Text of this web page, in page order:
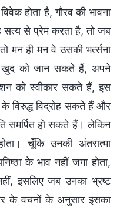
होता है, गौरव की भावना
सत्य से प्रेम करता है, तो जब
मन ही मन वे उसकी भर्त्सना
को जान सकते हैं, अपने
को स्वीकार सकते हैं, इस
विरुद्ध विद्रोह सकते हैं और
समर्पित हो सकते हैं। लेकिन
चूँकि उनकी अंतरात्मा
के भाव नहीं जगा होता,
इसलिए जब उनका भ्रष्ट
के वचनों के अनुसार इसका